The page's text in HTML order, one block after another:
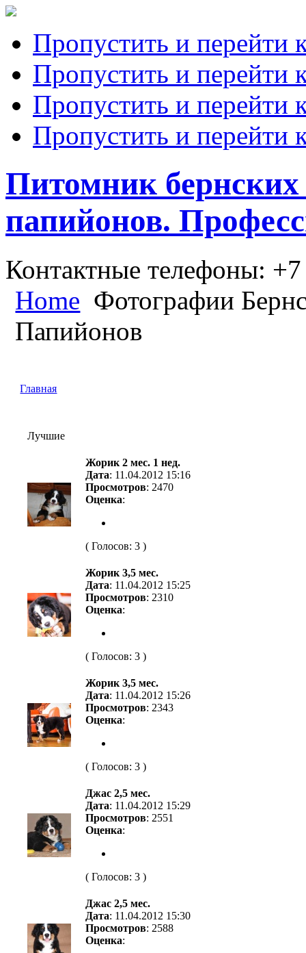
Пропустить и перейти
Пропустить и перейти
Пропустить и перейти
Пропустить и перейти
Питомник бернских
папийонов.
Контактные телефоны:
Home Фотографии
Папийонов
Главная
Лучшие
Жорик 2 мес. 1 нед.
Дата: 11.04.2012 15:16
Просмотров: 2470
Оценка:
( Голосов: 3 )
Жорик 3,5 мес.
Дата: 11.04.2012 15:25
Просмотров: 2310
Оценка:
( Голосов: 3 )
Жорик 3,5 мес.
Дата: 11.04.2012 15:26
Просмотров: 2343
Оценка:
( Голосов: 3 )
Джас 2,5 мес.
Дата: 11.04.2012 15:29
Просмотров: 2551
Оценка:
( Голосов: 3 )
Джас 2,5 мес.
Дата: 11.04.2012 15:30
Просмотров: 2588
Оценка: